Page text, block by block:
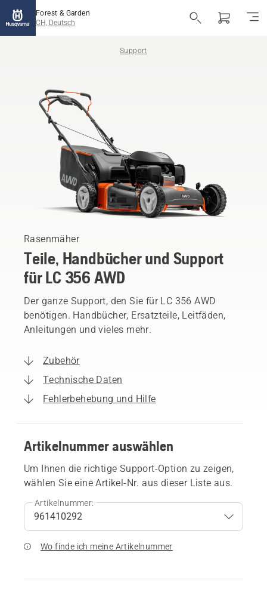
Forest & Garden
CH, Deutsch
Support
Rasenmäher
Teile, Handbücher und Support
für LC 356 AWD
Der ganze Support, den Sie für LC 356 AWD
benötigen. Handbücher, Ersatzteile, Leitfäden,
Anleitungen und vieles mehr.
Zubehör
Technische Daten
Fehlerbehebung und Hilfe
Artikelnummer auswählen
Um Ihnen die richtige Support-Option zu zeigen,
wählen Sie eine Artikel-Nr. aus dieser Liste aus.
Artikelnummer:
Wo finde ich meine Artikelnummer